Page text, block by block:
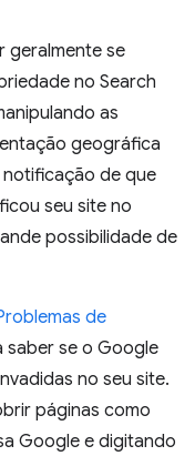
geralmente se
no Search
as
geográfica
notificação de que
seu site no
possibilidade de
de
saber se o Google
no seu site.
páginas como
Google e digitando